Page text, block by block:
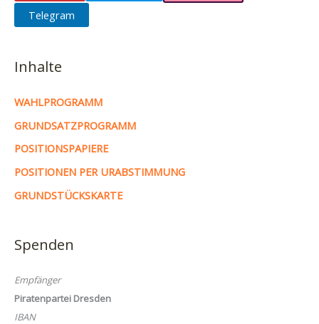
Telegram
Inhalte
WAHLPROGRAMM
GRUNDSATZPROGRAMM
POSITIONSPAPIERE
POSITIONEN PER URABSTIMMUNG
GRUNDSTÜCKSKARTE
Spenden
Empfänger
Piratenpartei Dresden
IBAN